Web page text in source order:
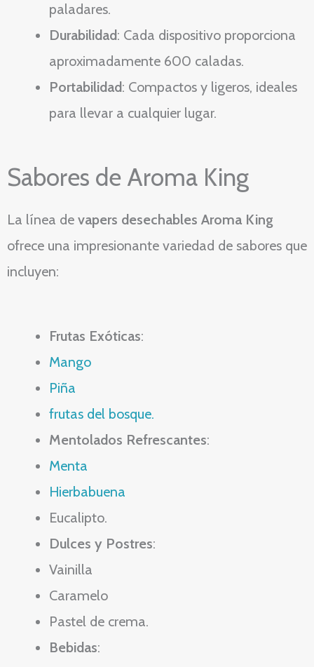
paladares.
Durabilidad: Cada dispositivo proporciona
aproximadamente 600 caladas.
Portabilidad: Compactos y ligeros, ideales
para llevar a cualquier lugar.
Sabores de Aroma King
La línea de vapers desechables Aroma King
ofrece una impresionante variedad de sabores que
incluyen:
Frutas Exóticas:
Mango
Piña
frutas del bosque.
Mentolados Refrescantes:
Menta
Hierbabuena
Eucalipto.
Dulces y Postres:
Vainilla
Caramelo
Pastel de crema.
Bebidas: